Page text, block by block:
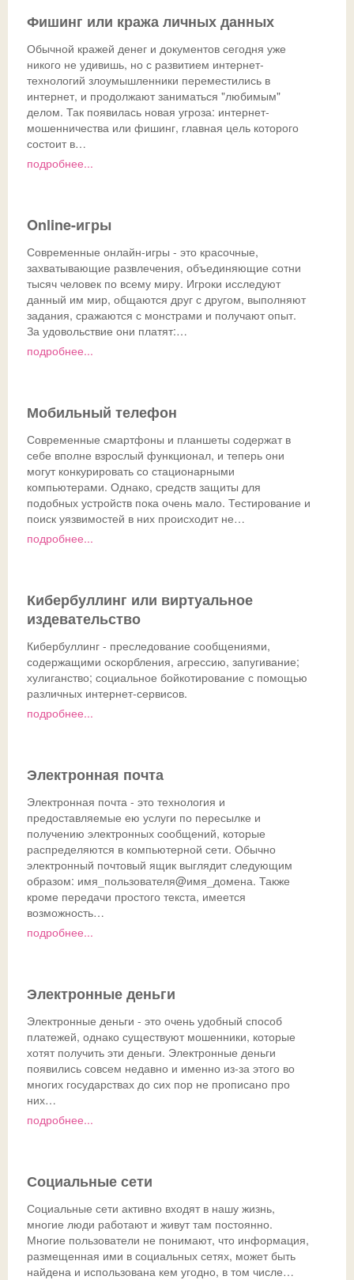
Фишинг или кража личных данных
Обычной кражей денег и документов сегодня уже
никого не удивишь, но с развитием интернет-
технологий злоумышленники переместились в
интернет, и продолжают заниматься "любимым"
делом. Так появилась новая угроза: интернет-
мошенничества или фишинг, главная цель которого
состоит в…
подробнее...
Online-игры
Современные онлайн-игры - это красочные,
захватывающие развлечения, объединяющие сотни
тысяч человек по всему миру. Игроки исследуют
данный им мир, общаются друг с другом, выполняют
задания, сражаются с монстрами и получают опыт.
За удовольствие они платят:…
подробнее...
Мобильный телефон
Современные смартфоны и планшеты содержат в
себе вполне взрослый функционал, и теперь они
могут конкурировать со стационарными
компьютерами. Однако, средств защиты для
подобных устройств пока очень мало. Тестирование и
поиск уязвимостей в них происходит не…
подробнее...
Кибербуллинг или виртуальное
издевательство
Кибербуллинг - преследование сообщениями,
содержащими оскорбления, агрессию, запугивание;
хулиганство; социальное бойкотирование с помощью
различных интернет-сервисов.
подробнее...
Электронная почта
Электронная почта - это технология и
предоставляемые ею услуги по пересылке и
получению электронных сообщений, которые
распределяются в компьютерной сети. Обычно
электронный почтовый ящик выглядит следующим
образом: имя_пользователя@имя_домена. Также
кроме передачи простого текста, имеется
возможность…
подробнее...
Электронные деньги
Электронные деньги - это очень удобный способ
платежей, однако существуют мошенники, которые
хотят получить эти деньги. Электронные деньги
появились совсем недавно и именно из-за этого во
многих государствах до сих пор не прописано про
них…
подробнее...
Социальные сети
Социальные сети активно входят в нашу жизнь,
многие люди работают и живут там постоянно.
Многие пользователи не понимают, что информация,
размещенная ими в социальных сетях, может быть
найдена и использована кем угодно, в том числе…